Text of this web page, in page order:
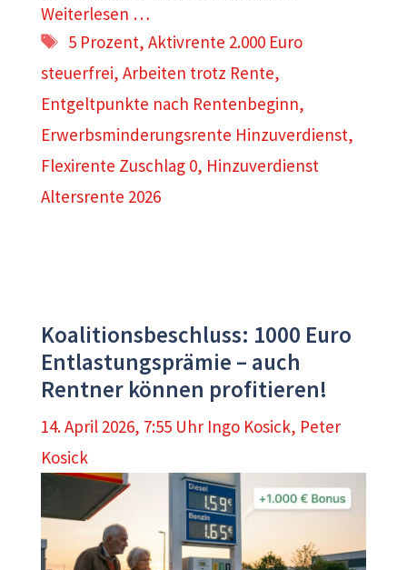
Weiterlesen …
Schlagwörter
5 Prozent,Aktivrente 2.000 Euro
steuerfrei, Arbeiten trotz Rente,
Entgeltpunkte nach Rentenbeginn,
Erwerbsminderungsrente Hinzuverdienst,
Flexirente Zuschlag 0, Hinzuverdienst
Altersrente 2026
Koalitionsbeschluss: 1000 Euro
Entlastungsprämie – auch
Rentner können profitieren!
14. April 2026, 7:55 Uhr Ingo Kosick, Peter
Kosick